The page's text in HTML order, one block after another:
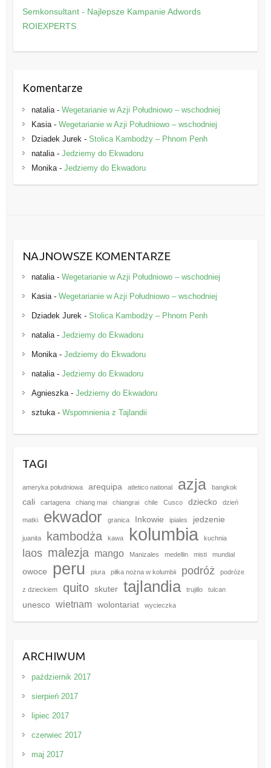
o
r
e
Semkonsultant - Najlepsze Kampanie Adwords
ROIEXPERTS
Komentarze
natalia- Wegetarianie w Azji Południowo – wschodniej
Kasia- Wegetarianie w Azji Południowo – wschodniej
Dziadek Jurek - Stolica Kambodży – Phnom Penh
natalia- Jedziemy do Ekwadoru
Monika- Jedziemy do Ekwadoru
NAJNOWSZE KOMENTARZE
natalia- Wegetarianie w Azji Południowo – wschodniej
Kasia- Wegetarianie w Azji Południowo – wschodniej
Dziadek Jurek - Stolica Kambodży – Phnom Penh
natalia- Jedziemy do Ekwadoru
Monika- Jedziemy do Ekwadoru
natalia- Jedziemy do Ekwadoru
Agnieszka- Jedziemy do Ekwadoru
sztuka- Wspomnienia z Tajlandii
TAGI
ameryka południowa arequipa atletico national azja bangkok
cali cartagena chiang mai chiangrai chile Cusco dziecko dzień
matki ekwador granica Inkowie ipiales jedzenie
juanita kambodża kawa kolumbia kuchnia
laos malezja mango Manizales medellin misti mundial
owoce peru piura piłka nożna w kolumbii podróż podróże
z dzieckiem quito skuter tajlandia trujillo tulcan
unesco wietnam wolontariat wycieczka
ARCHIWUM
październik 2017
sierpień 2017
lipiec 2017
czerwiec 2017
maj 2017